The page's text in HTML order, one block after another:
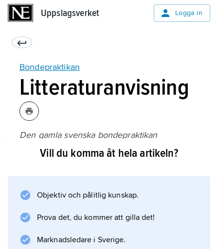
Uppslagsverket Logga in
Bondepraktikan
Litteraturanvisning
Den gamla svenska bondepraktikan
(utgiven med förord av Sigfrid Svensson;
Vill du komma åt hela artikeln?
Objektiv och pålitlig kunskap.
Prova det, du kommer att gilla det!
Marknadsledare i Sverige.